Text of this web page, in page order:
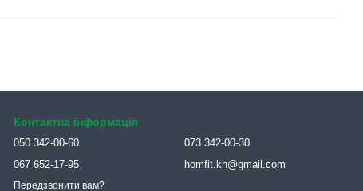
Контактна інформація
050 342-00-60
067 652-17-95
Передзвонити вам?
073 342-00-30
homfit.kh@gmail.com